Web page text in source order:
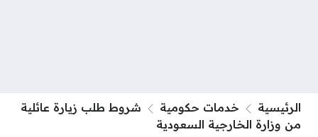
الرئيسية خدمات حكومية
شروط طلب زيارة عائلية
من وزارة الخارجية السعودية